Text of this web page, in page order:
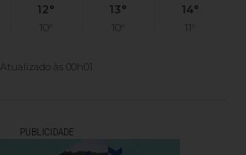
12°
10°
13°
10°
14°
11°
Atualizado às 00h01
PUBLICIDADE